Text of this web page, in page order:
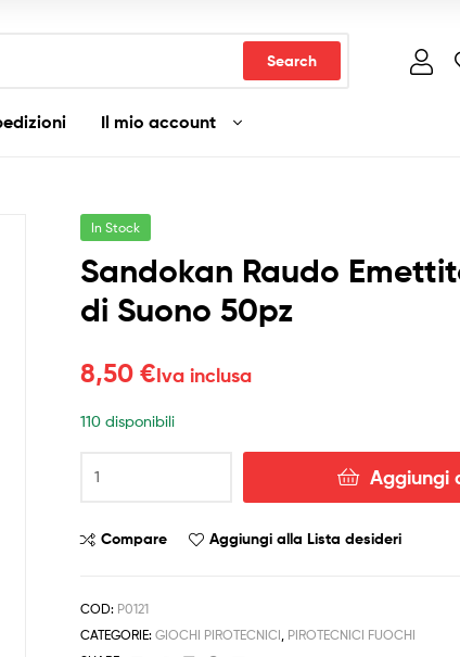
Search
Il mio account
In Stock
Sandokan Raudo
di Suono 50pz
8,50€Iva inclusa
110 disponibili
Raudo
di
quantità
Aggiungi
Compare Aggiungi alla Lista desideri
COD: P0121
CATEGORIE:GIOCHI PIROTECNICI PIROTECNICI FUOCHI